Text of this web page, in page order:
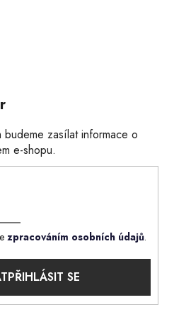
budeme zasílat informace o
e-shopu.
zpracováním osobních údajů.
PŘIHLÁSIT SE